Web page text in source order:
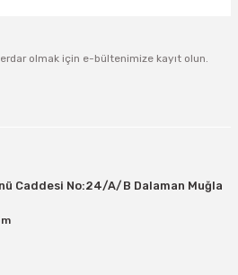
olmak için e-bültenimize kayıt olun.
Caddesi No:24/A/B Dalaman Muğla